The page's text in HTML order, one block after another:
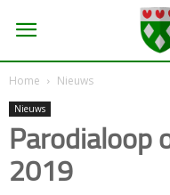
Home Nieuws
Nieuws
Parodialoop
2019